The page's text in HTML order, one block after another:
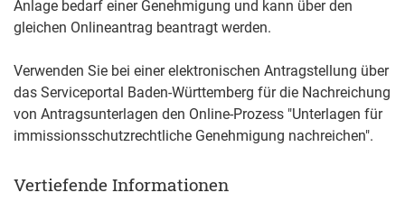
Anlage bedarf einer Genehmigung und kann über den
gleichen Onlineantrag beantragt werden.
Verwenden Sie bei einer elektronischen Antragstellung über
das Serviceportal Baden-Württemberg für die Nachreichung
von Antragsunterlagen den Online-Prozess "Unterlagen für
immissionsschutzrechtliche Genehmigung nachreichen".
Vertiefende Informationen